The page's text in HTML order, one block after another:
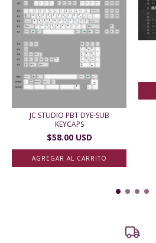
JC STUDIO PBT DYE-SUB
KEYCAPS
$58.00 USD
AGREGAR AL CARRITO